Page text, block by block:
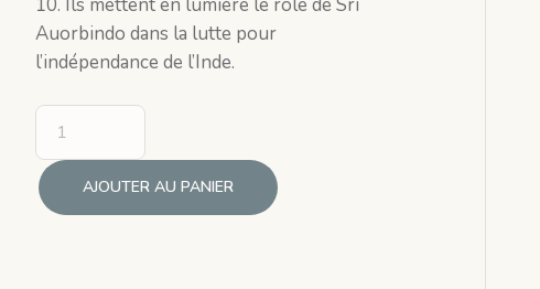
était :
CHF 28.00.
est :
Auorbindo dans la lutte pour
l’indépendance de l’Inde.
AJOUTER AU PANIER